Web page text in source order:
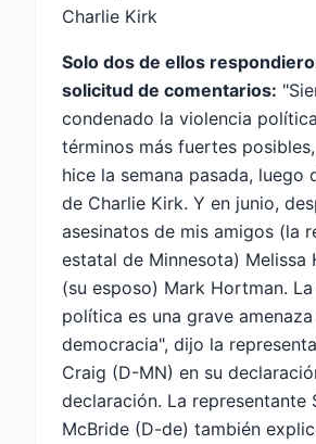
Charlie Kirk
Solo dos de ellos
solicitud de comentarios:
condenado la violencia
términos más fuertes
hice la semana pasada, luego
de Charlie Kirk. Y en junio,
asesinatos de mis amigos (la
estatal de Minnesota) Melissa
(su esposo) Mark Hortman.
política es una grave
democracia", dijo la
Craig (D-MN) en su
declaración. La representante
McBride (D-de) también